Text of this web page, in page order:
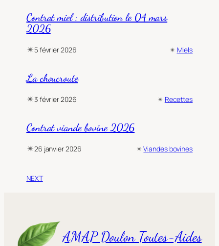
Contrat miel : distribution le 04 mars
2026
✴︎5 février 2026 ✴︎ Miels
La choucroute
✴︎3 février 2026 ✴︎ Recettes
Contrat viande bovine 2026
✴︎26 janvier 2026 ✴︎Viandes bovines
NEXT
AMAP Doulon Toutes-Aides